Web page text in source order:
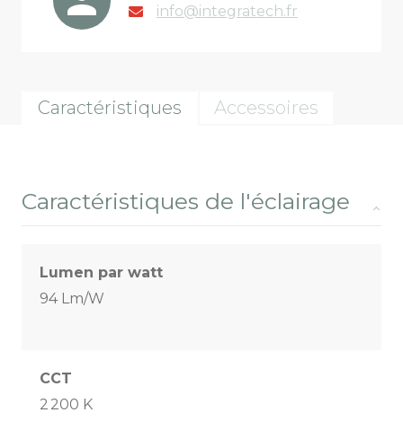
info@integratech.fr
Caractéristiques Accessoires
Caractéristiques de l'éclairage
Lumen par watt
94 Lm/W
CCT
2 200 K